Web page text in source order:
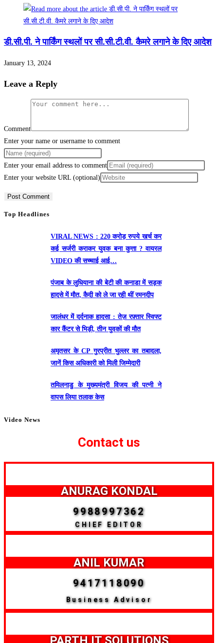
डी.सी.पी. ने पार्किंग स्थलों पर सी.सी.टी.वी. कैमरे लगाने के दिए आदेश
January 13, 2024
Leave a Reply
Comment
Enter your name or username to comment
Enter your email address to comment
Enter your website URL (optional)
Top Headlines
VIRAL NEWS : 220 करोड़ रुपये खर्च कर
कई सर्जरी कराकर युवक बना कुत्ता ? वायरल
VIDEO की सच्चाई आई…
पंजाब के लुधियाना की बेटी की कनाडा में सड़क
हादसे में माैत, कैदी को ले जा रही थीं रमनदीप
जालंधर में दर्दनाक हादसा : तेज़ रफ़्तार स्विफ्ट
कार कैंटर से भिड़ी, तीन युवकों की मौत
अमृतसर के CP गुरप्रीत भुल्लर का तबादला,
जानें किस अधिकारी को मिली जिम्मेदारी
तमिलनाडु के मुख्यमंत्री विजय की पत्नी ने
वापस लिया तलाक केस
Video News
Contact us
ANURAG KONDAL
9988997362
CHIEF EDITOR
ANIL KUMAR
9417118090
Business Advisor